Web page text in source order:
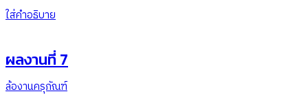
ใส่คำอธิบาย
ผลงานที่ 7
ล้องานครุภัณฑ์